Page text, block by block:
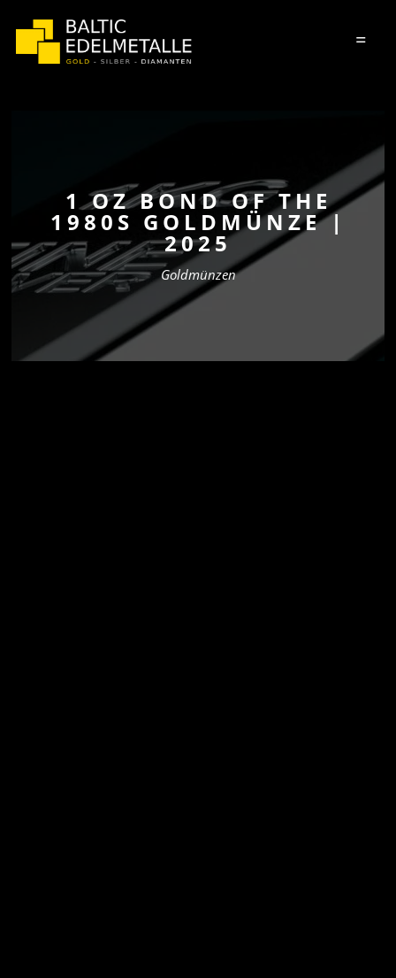
=
1 OZ BOND OF THE
1980S GOLDMÜNZE |
2025
Goldmünzen